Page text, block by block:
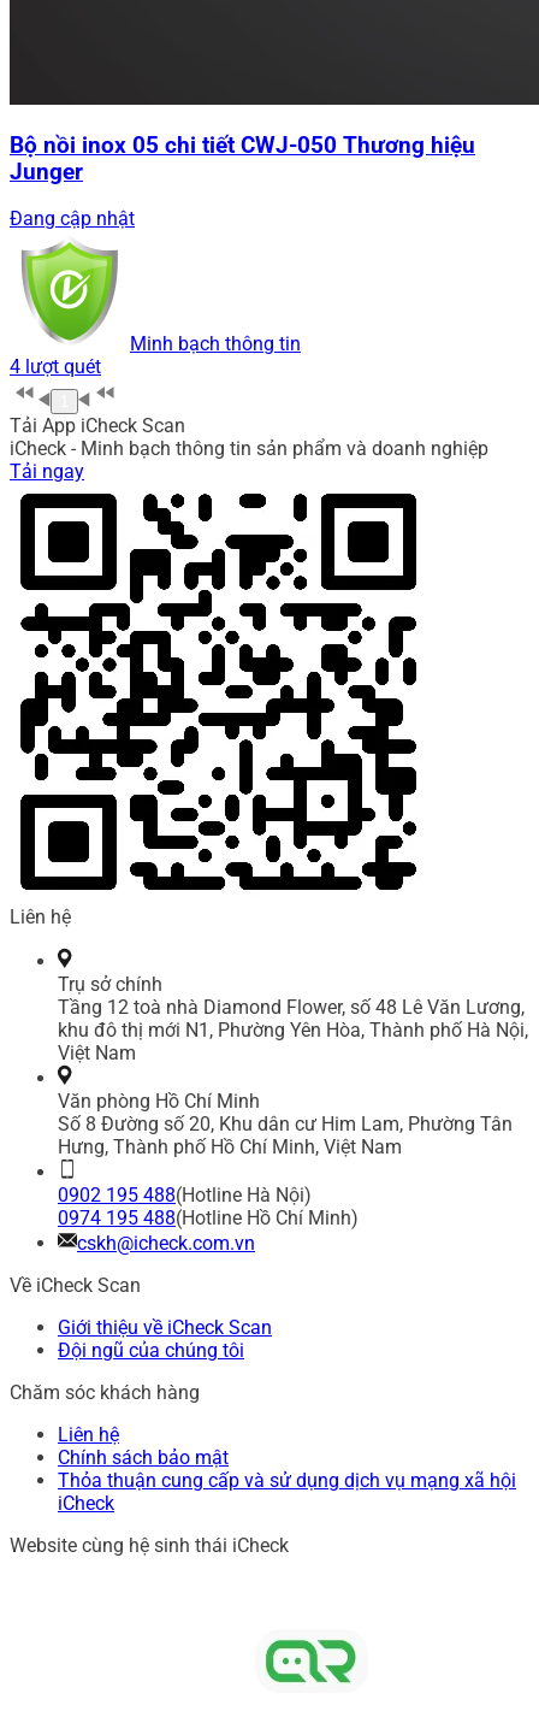
Bộ nồi inox 05 chi tiết CWJ-050 Thương hiệu
Junger
Đang cập nhật
Minh bạch thông tin
4 lượt quét
Tải App iCheck Scan
iCheck - Minh bạch thông tin sản phẩm và doanh nghiệp
Tải ngay
Liên hệ
Trụ sở chính
Tầng 12 toà nhà Diamond Flower, số 48 Lê Văn Lương,
khu đô thị mới N1, Phường Yên Hòa, Thành phố Hà Nội,
Việt Nam
Văn phòng Hồ Chí Minh
Số 8 Đường số 20, Khu dân cư Him Lam, Phường Tân
Hưng, Thành phố Hồ Chí Minh, Việt Nam
0902 195 488(Hotline Hà Nội)
0974 195 488(Hotline Hồ Chí Minh)
cskh@icheck.com.vn
Về iCheck Scan
Giới thiệu về iCheck Scan
Đội ngũ của chúng tôi
Chăm sóc khách hàng
Liên hệ
Chính sách bảo mật
Thỏa thuận cung cấp và sử dụng dịch vụ mạng xã hội
iCheck
Website cùng hệ sinh thái iCheck